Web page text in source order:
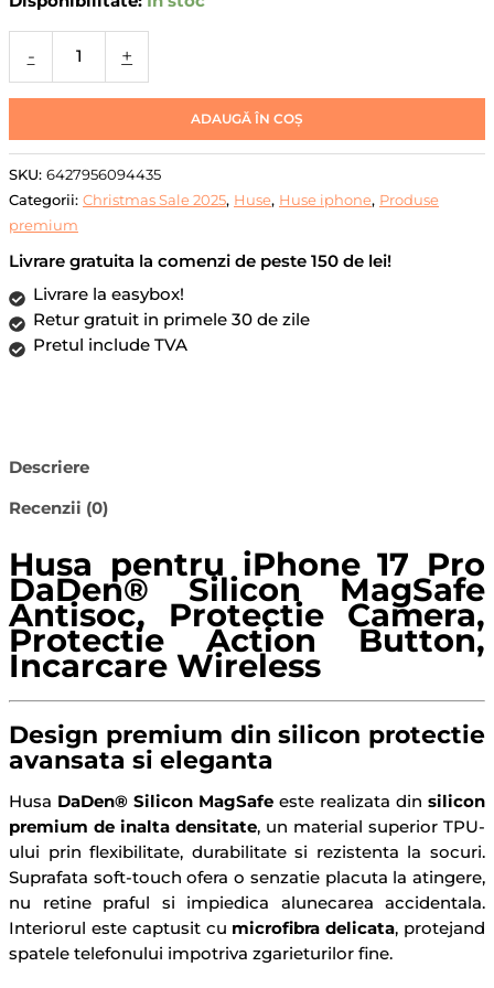
-
iPhone
17
Pro
DaDen®
MagSafe,
Incarcare
Wireless,
Protectie
Antisoc,
Protectie
Action
Button,
+
ADAUGĂ ÎN COȘ
SKU: 6427956094435
Categorii: Christmas Sale 2025, Huse, Huse iphone, Produse
premium
Livrare gratuita la comenzi de peste 150 de lei!
Livrare la easybox!
Retur gratuit in primele 30 de zile
Pretul include TVA
Descriere
Recenzii (0)
Husa pentru iPhone 17 Pro
DaDen® Silicon MagSafe
Antisoc, Protectie Camera,
Protectie Action Button,
Incarcare Wireless
Design premium din silicon protectie
avansata si eleganta
Husa DaDen® Silicon MagSafe este realizata din silicon
premium de inalta densitate, un material superior TPU-
ului prin flexibilitate, durabilitate si rezistenta la socuri.
Suprafata soft-touch ofera o senzatie placuta la atingere,
nu retine praful si impiedica alunecarea accidentala.
Interiorul este captusit cu microfibra delicata, protejand
spatele telefonului impotriva zgarieturilor fine.